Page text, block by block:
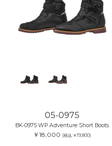
05-0975
BK-0975 WP Adventure Short Boots
￥18,000 (税込:￥19,800)